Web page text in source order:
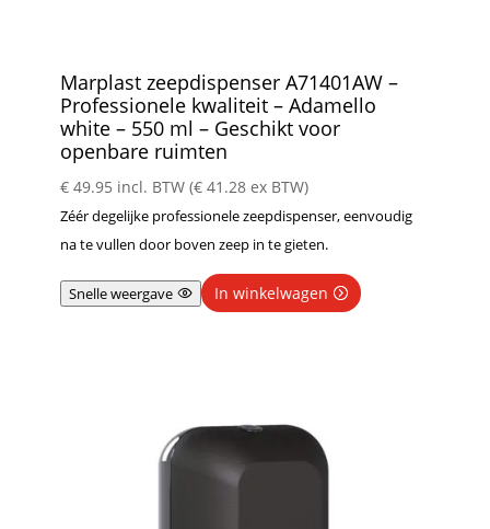
Marplast zeepdispenser A71401AW –
Professionele kwaliteit – Adamello
white – 550 ml – Geschikt voor
openbare ruimten
€49.95 incl. BTW (€41.28ex BTW)
Zéér degelijke professionele zeepdispenser, eenvoudig
na te vullen door boven zeep in te gieten.
Snelle weergave In winkelwagen